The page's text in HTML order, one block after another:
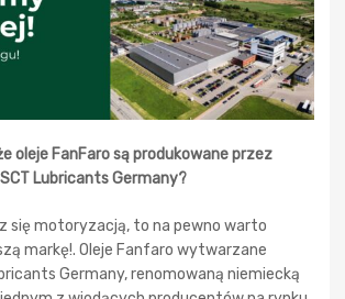
oleje FanFaro są produkowane przez
Lubricants Germany?
się motoryzacją, to na pewno warto
markę!. Oleje Fanfaro wytwarzane
Germany, renomowaną niemiecką